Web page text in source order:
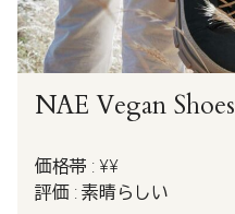
NAE Vegan Shoes
価格帯 : ¥¥
評価 : 素晴らしい